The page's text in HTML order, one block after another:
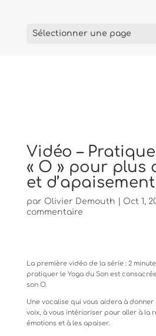
Sélectionner une page
Vidéo –
« O » pour plus
et d’apaisement
par Olivier Demouth Oct 1,
commentaire
La première vidéo de la série : 2
pratiquer le Yoga du Son est
son O.
Une vocalise qui vous aidera à
voix, à vous intérioriser pour aller à la
émotions et à les apaiser.